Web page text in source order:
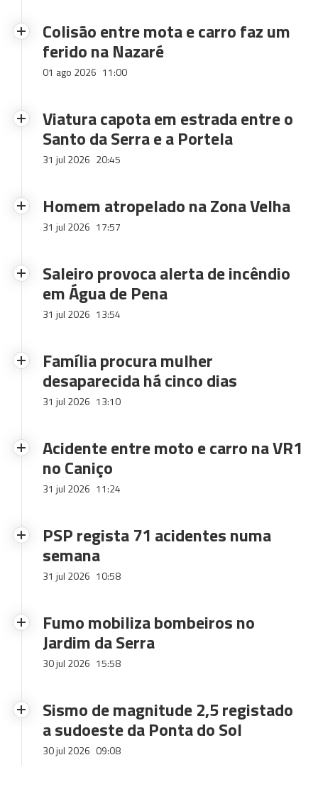
Colisão entre mota e carro faz um
ferido na Nazaré
01 ago 2026 11:00
Viatura capota em estrada entre o
Santo da Serra e a Portela
31 jul 2026 20:45
Homem atropelado na Zona Velha
31 jul 2026 17:57
Saleiro provoca alerta de incêndio
em Água de Pena
31 jul 2026 13:54
Família procura mulher
desaparecida há cinco dias
31 jul 2026 13:10
Acidente entre moto e carro na VR1
no Caniço
31 jul 2026 11:24
PSP regista 71 acidentes numa
semana
31 jul 2026 10:58
Fumo mobiliza bombeiros no
Jardim da Serra
30 jul 2026 15:58
Sismo de magnitude 2,5 registado
a sudoeste da Ponta do Sol
30 jul 2026 09:08